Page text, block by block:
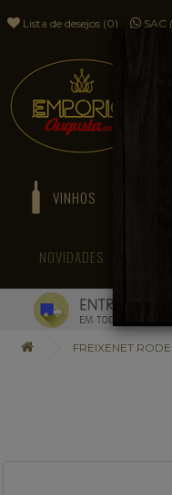
Lista de desejos (0) SAC
VINHOS
NOVIDADES
FREIXENET